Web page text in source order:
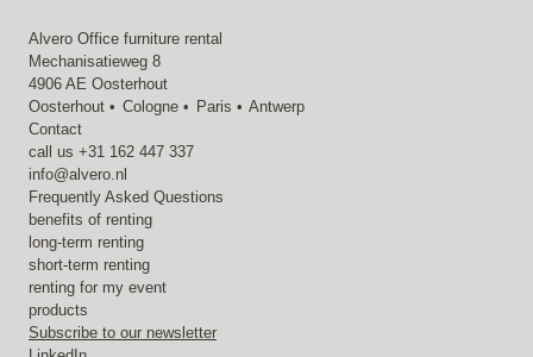
Alvero Office furniture rental
Mechanisatieweg 8
4906 AE Oosterhout
Oosterhout
Cologne Paris
Antwerp
Contact
call us +31 162 447 337
info@alvero.nl
Frequently Asked Questions
benefits of renting
long-term renting
short-term renting
renting for my event
products
Subscribe to our newsletter